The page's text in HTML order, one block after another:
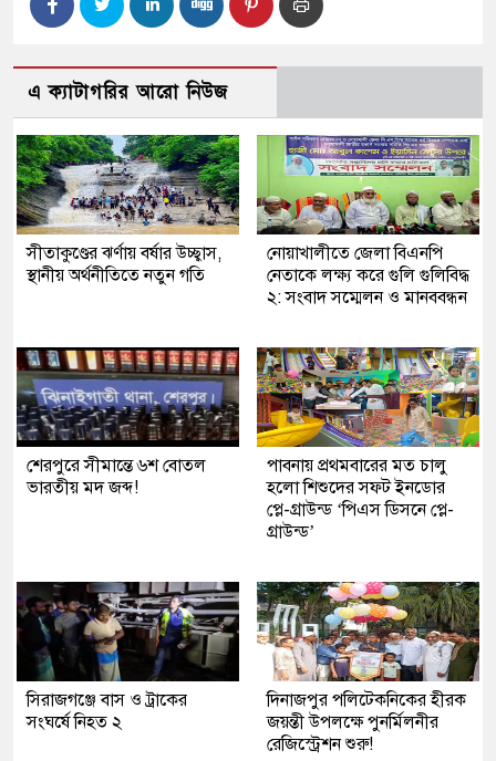
এ ক্যাটাগরির আরো নিউজ
সীতাকুণ্ডের ঝর্ণায় বর্ষার উচ্ছ্বাস,
স্থানীয় অর্থনীতিতে নতুন গতি
নোয়াখালীতে জেলা বিএনপি
নেতাকে লক্ষ্য করে গুলি গুলিবিদ্ধ
২: সংবাদ সম্মেলন ও মানববন্ধন
শেরপুরে সীমান্তে ৬শ বোতল
ভারতীয় মদ জব্দ!
পাবনায় প্রথমবারের মত চালু
হলো শিশুদের সফট ইনডোর
প্লে-গ্রাউন্ড ‘পিএস ডিসনে প্লে-
গ্রাউন্ড’
সিরাজগঞ্জে বাস ও ট্রাকের
সংঘর্ষে নিহত ২
দিনাজপুর পলিটেকনিকের হীরক
জয়ন্তী উপলক্ষে পুনর্মিলনীর
রেজিস্ট্রেশন শুরু!